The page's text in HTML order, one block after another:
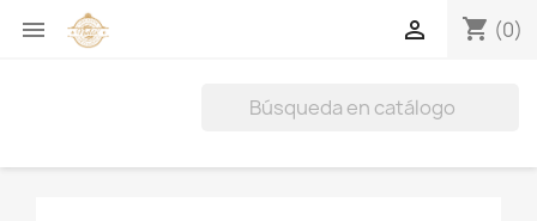
 shopping_cart (0)
